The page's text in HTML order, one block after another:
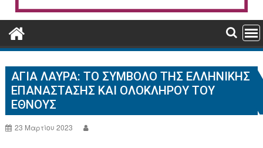
ΑΓΙΑ ΛΑΥΡΑ: ΤΟ ΣΎΜΒΟΛΟ ΤΗΣ ΕΛΛΗΝΙΚΉΣ
ΕΠΑΝΆΣΤΑΣΗΣ ΚΑΙ ΟΛΌΚΛΗΡΟΥ ΤΟΥ
ΈΘΝΟΥΣ
23 Μαρτίου 2023